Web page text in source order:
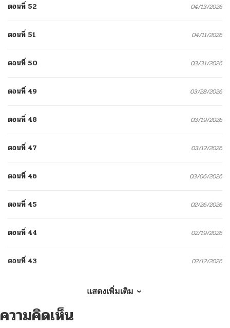
ตอนที่ 52 04/13/2026
ตอนที่ 51 04/11/2026
ตอนที่ 50 03/31/2026
ตอนที่ 49 03/28/2026
ตอนที่ 48 03/19/2026
ตอนที่ 47 03/12/2026
ตอนที่ 46 03/06/2026
ตอนที่ 45 02/26/2026
ตอนที่ 44 02/19/2026
ตอนที่ 43 02/12/2026
ตอนที่ 41
แสดงเพิ่มเติม
ความคิดเห็น